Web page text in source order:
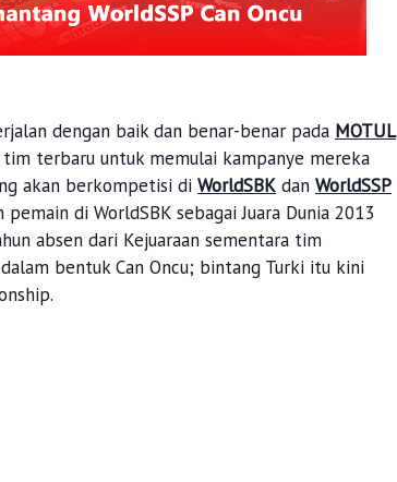
dengan baik dan benar-benar pada MOTUL
tim terbaru untuk memulai kampanye mereka
akan berkompetisi di WorldSBK dan WorldSSP
di WorldSBK sebagai Juara Dunia 2013
absen dari Kejuaraan sementara tim
bentuk Can Oncu; bintang Turki itu kini